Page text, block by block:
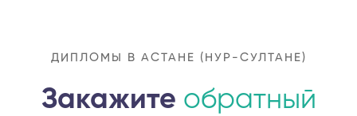
ДИПЛОМЫ В АСТАНЕ (НУР-СУЛТАНЕ)
Закажите обратный